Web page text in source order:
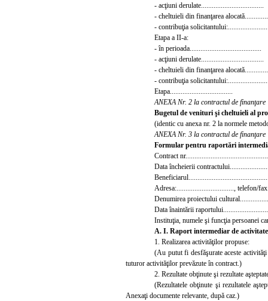
- acţiuni derulate...................................
- cheltuieli din finanţarea
- contribuţia
Etapa a II-a:
- în perioada........................................
- acţiuni derulate..
- cheltuieli din finanţarea
- contribuţia
Etapa...................................
ANEXA Nr. 2 la contractul de finanţare
Bugetul de venituri şi cheltuieli al
(identic cu anexa nr. 2 la normele
ANEXA Nr. 3 la contractul de finanţare
Formular pentru raportări
Contract
Data încheierii
Adresa:................................, telefon/
Denumirea proiectului
Data înaintării
Instituţia, numele şi funcţia persoanei
A. I. Raport intermediar de activitate
1. Realizarea activităţilor propuse:
(Au putut fi desfăşurate aceste
tuturor activităţilor prevăzute în contract.)
2. Rezultate obţinute şi rezultate
(Rezultatele obţinute şi rezultatele
Anexaţi documente relevante, după caz.)